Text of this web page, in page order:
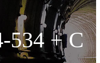
534 + C